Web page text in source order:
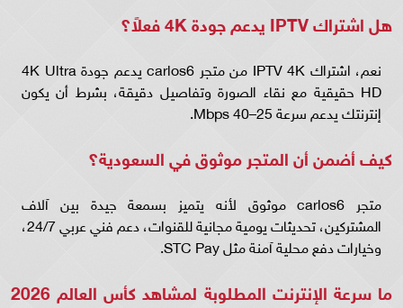
هل اشتراك IPTV يدعم جودة 4K فعلاً؟
نعم، اشتراك IPTV 4K من متجر carlos6 يدعم جودة 4K Ultra
HD حقيقية مع نقاء الصورة وتفاصيل دقيقة، بشرط أن يكون
إنترنتك يدعم سرعة 25–40 Mbps.
كيف أضمن أن المتجر موثوق في السعودية؟
متجر carlos6 موثوق لأنه يتميز بسمعة جيدة بين آلاف
المشتركين، تحديثات يومية مجانية للقنوات، دعم فني عربي 24/7،
وخيارات دفع محلية آمنة مثل STC Pay.
ما سرعة الإنترنت المطلوبة لمشاهد كأس العالم 2026